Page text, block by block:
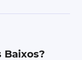
Baixos?